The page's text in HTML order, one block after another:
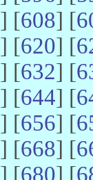
] [608] [
] [620] [
] [632] [
] [644] [
] [656] [
] [668] [
] [680] [